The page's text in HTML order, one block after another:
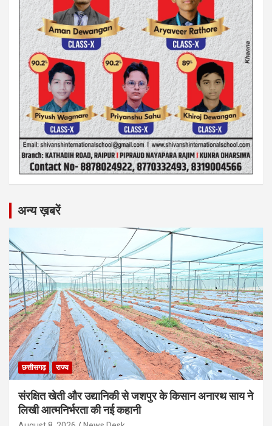
अन्य ख़बरें
छत्तीसगढ़ राज्य
संरक्षित खेती और उद्यानिकी से जशपुर के किसान अनारथ साय ने
लिखी आत्मनिर्भरता की नई कहानी